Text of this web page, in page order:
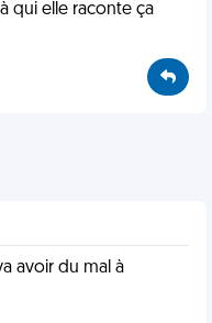
qui elle raconte ça
avoir du mal à